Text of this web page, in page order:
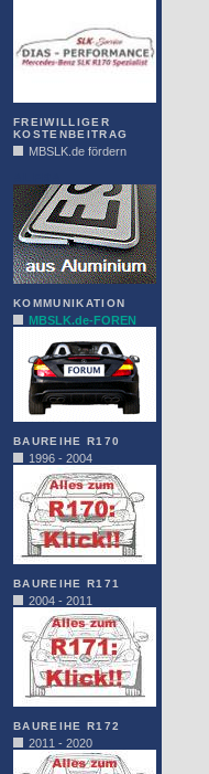
FREIWILLIGER
KOSTENBEITRAG
MBSLK.de fördern
KOMMUNIKATION
MBSLK.de-FOREN
BAUREIHE R170
1996 - 2004
BAUREIHE R171
2004 - 2011
BAUREIHE R172
2011 - 2020